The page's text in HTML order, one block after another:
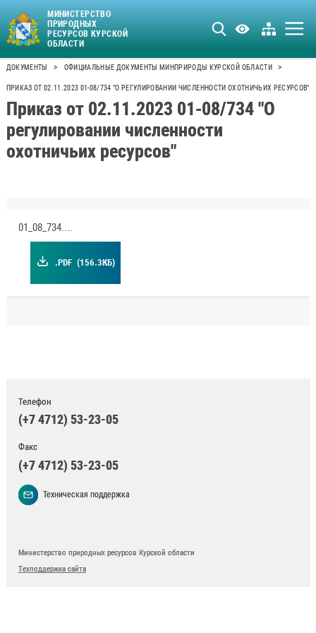
МИНИСТЕРСТВО
ПРИРОДНЫХ
РЕСУРСОВ КУРСКОЙ
ОБЛАСТИ
ДОКУМЕНТЫ > ОФИЦИАЛЬНЫЕ ДОКУМЕНТЫ МИНПРИРОДЫ КУРСКОЙ ОБЛАСТИ >
ПРИКАЗ ОТ 02.11.2023 01-08/734 "О РЕГУЛИРОВАНИИ ЧИСЛЕННОСТИ ОХОТНИЧЬИХ РЕСУРСОВ"
Приказ от 02.11.2023 01-08/734 "О
регулировании численности
охотничьих ресурсов"
01_08_734.pdf
.PDF (156.3КБ)
Телефон
(+7 4712) 53-23-05
Факс
(+7 4712) 53-23-05
Техническая поддержка
Министерство природных ресурсов Курской области
Техподдержка сайта